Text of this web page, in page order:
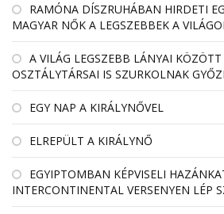
RAMÓNA DÍSZRUHÁBAN HIRDETI
MAGYAR NŐK A LEGSZEBBEK A
A VILÁG LEGSZEBB LÁNYAI
OSZTÁLYTÁRSAI IS SZURKOLNAK
EGY NAP A KIRÁLYNŐVEL
ELREPÜLT A KIRÁLYNŐ
EGYIPTOMBAN KÉPVISELI
INTERCONTINENTAL VERSENYEN LÉP